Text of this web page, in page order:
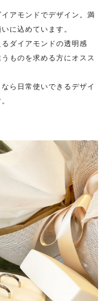
アモンドでデザイン。満
に込めています。
ダイアモンドの透明感
ものを求める方にオスス
ら日常使いできるデザイ